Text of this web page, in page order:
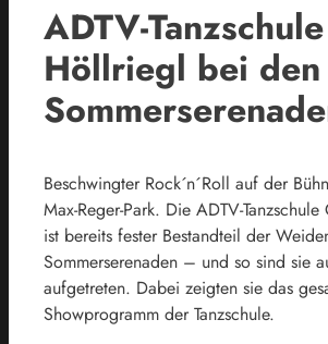
ADTV-
Höllriegl bei den
Beschwingter Rock´n´Roll auf der
Max-Reger-Park. Die ADTV-
ist bereits fester Bestandteil der
Sommerserenaden – und so sind sie
aufgetreten. Dabei zeigten sie das
Showprogramm der Tanzschule.